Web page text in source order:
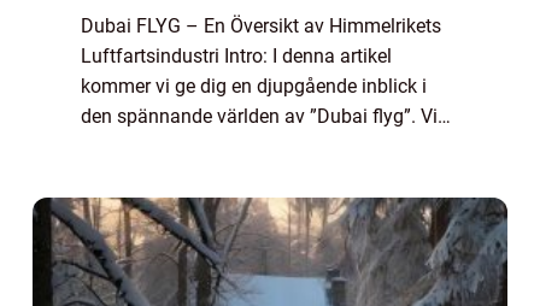
Dubai FLYG – En Översikt av Himmelrikets
Luftfartsindustri Intro: I denna artikel
kommer vi ge dig en djupgående inblick i
den spännande världen av ”Dubai flyg”. Vi